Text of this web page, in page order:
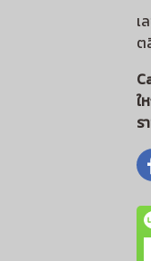
เ
ต
ใ
ร